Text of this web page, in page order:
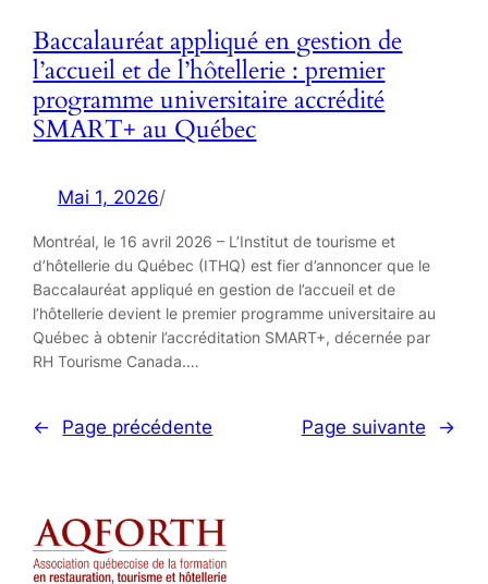
Baccalauréat appliqué en gestion de
l’accueil et de l’hôtellerie : premier
programme universitaire accrédité
SMART+ au Québec
Mai 1, 2026/
Montréal, le 16 avril 2026 – L’Institut de tourisme et
d’hôtellerie du Québec (ITHQ) est fier d’annoncer que le
Baccalauréat appliqué en gestion de l’accueil et de
l’hôtellerie devient le premier programme universitaire au
Québec à obtenir l’accréditation SMART+, décernée par
RH Tourisme Canada.…
← Page précédente Page suivante →